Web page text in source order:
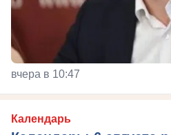
вчера в 10:47
Календарь